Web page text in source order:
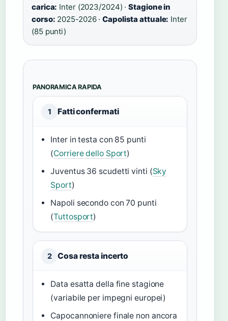
carica: Inter (2023/2024) ·Stagione in
corso: 2025-2026 ·Capolista attuale: Inter
(85 punti)
PANORAMICA RAPIDA
1 Fatti confermati
Inter in testa con 85 punti
(Corriere dello Sport)
Juventus 36 scudetti vinti (Sky
Sport)
Napoli secondo con 70 punti
(Tuttosport)
2 Cosa resta incerto
Data esatta della fine stagione
(variabile per impegni europei)
Capocannoniere finale non ancora